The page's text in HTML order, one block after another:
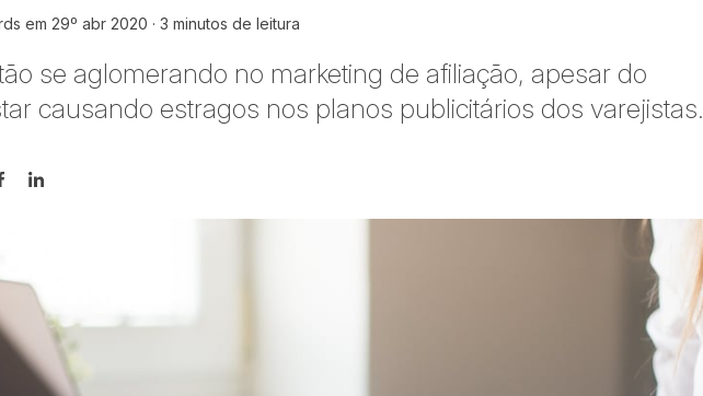
em 29º abr 2020 3 minutos de leitura
se aglomerando no marketing de afiliação, apesar do
causando estragos nos planos publicitários dos varejistas.
no Twitter
Compartilhar no Facebook
Compartilhar no LinkedIn